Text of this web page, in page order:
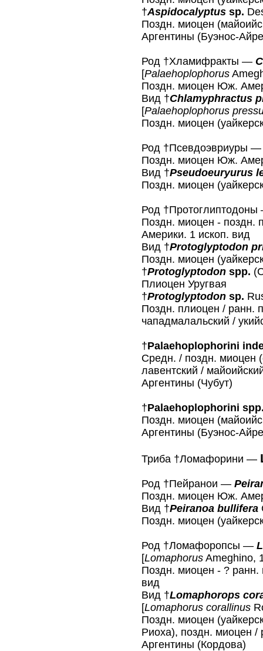
†Aspidocalyptus sp.
Поздн. миоцен
Аргентины (Буэнос-
Род †Хламифракты —
[Palaehoplophorus
Поздн. миоцен Юж.
Вид †Chlamyphractus
[Palaehoplophorus
Поздн. миоцен
Род †Псевдоэвриуры
Поздн. миоцен Юж.
Вид †Pseudoeuryurus
Поздн. миоцен
Род
Поздн. миоцен - поздн.
Америки. 1 ископ. вид
Вид †Protoglyptodon
Поздн. миоцен
†Protoglyptodon spp.
Плиоцен Уругвая
†Protoglyptodon sp.
Поздн. плиоцен / ранн.
чападмалальский /
†Palaehoplophorini
Средн. / поздн. миоцен
лавентский /
Аргентины (Чубут)
†Palaehoplophorini
Поздн. миоцен
Аргентины (Буэнос-
Триба †Ломафорини —
Род †Пейранои —
Поздн. миоцен Юж.
Вид †Peiranoa bullifera
Поздн. миоцен
Род †Ломафоропсы —
[Lomaphorus Ameghino,
Поздн. миоцен - ?
вид
Вид †Lomaphorops
[Lomaphorus corallinus
Поздн. миоцен
Риоха), поздн. миоцен /
Аргентины (Кордова)